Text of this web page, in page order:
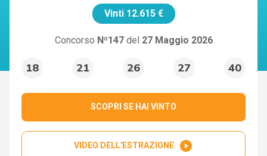
Vinti 12.615 €
Concorso Nº147 del 27 Maggio 2026
18 21 26 27 40
SCOPRI SE HAI VINTO
VIDEO DELL'ESTRAZIONE play_circle_filled